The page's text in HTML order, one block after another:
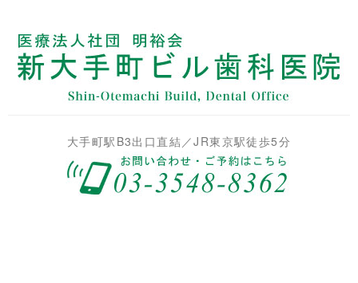
大手町駅B3出口直結／JR東京駅徒歩5分